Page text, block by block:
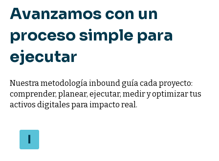
Avanzamos con un
proceso simple para
ejecutar
Nuestra metodología inbound guía cada proyecto:
comprender, planear, ejecutar, medir y optimizar tus
activos digitales para impacto real.